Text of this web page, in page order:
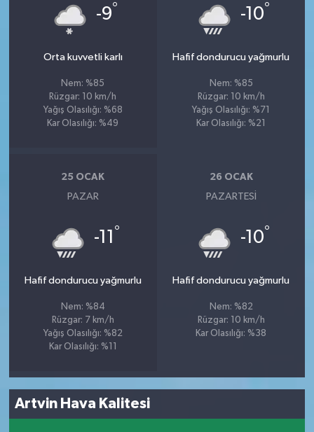
-9°
Orta kuvvetli karlı
Nem: %85
Rüzgar: 10 km/h
Yağış Olasılığı: %68
Kar Olasılığı: %49
-10°
Hafif dondurucu yağmurlu
Nem: %85
Rüzgar: 10 km/h
Yağış Olasılığı: %71
Kar Olasılığı: %21
25 OCAK
PAZAR
-11 °
Hafif dondurucu yağmurlu
Nem: %84
Rüzgar: 7 km/h
Yağış Olasılığı: %82
Kar Olasılığı: %11
26 OCAK
PAZARTESI
-10°
Hafif dondurucu yağmurlu
Nem: %82
Rüzgar: 10 km/h
Kar Olasılığı: %38
Artvin Hava Kalitesi